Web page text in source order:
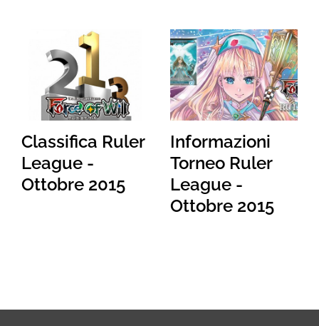
Classifica Ruler
League -
Ottobre 2015
Informazioni
Torneo Ruler
League -
Ottobre 2015